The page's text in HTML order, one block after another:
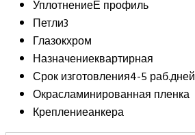
УплотнениеЕ профиль
Петли3
Глазокхром
Назначениеквартирная
Срок изготовления4-5 раб.дней
Окрасламинированная пленка
Креплениеанкера